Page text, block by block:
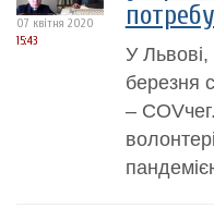
07 квітня 2020
15:43
У
березня
–